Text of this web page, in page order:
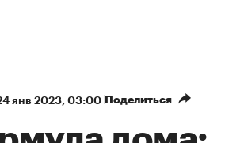
янв 2023, 03:00 Поделиться